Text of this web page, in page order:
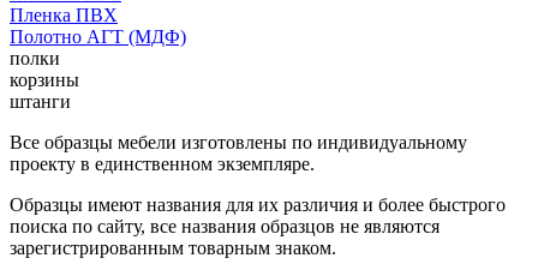
Пленка ПВХ
Полотно АГТ (МДФ)
полки
корзины
штанги
Все образцы мебели изготовлены по индивидуальному
проекту в единственном экземпляре.
Образцы имеют названия для их различия и более быстрого
поиска по сайту, все названия образцов не являются
зарегистрированным товарным знаком.